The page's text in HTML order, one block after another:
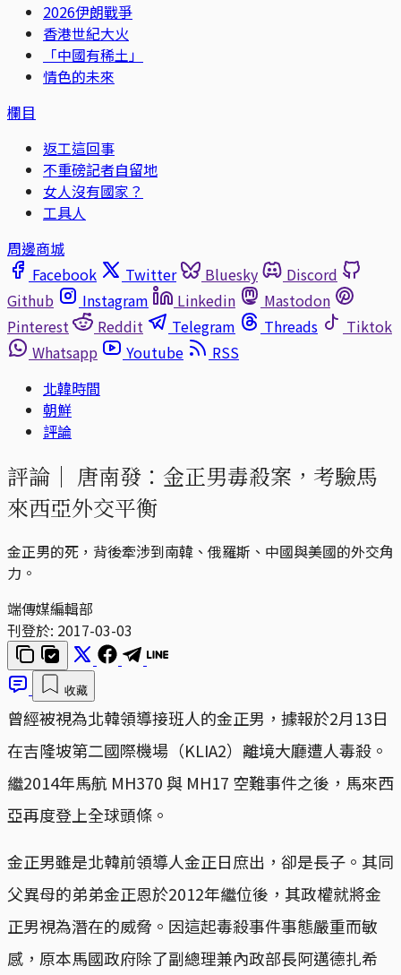
2026伊朗戰爭
香港世紀大火
「中國有稀土」
情色的未來
欄目
返工這回事
不重磅記者自留地
女人沒有國家？
工具人
周邊商城
Facebook
Twitter Bluesky
Discord
Github
Instagram Linkedin
Mastodon
Pinterest
Reddit Telegram Threads
Tiktok
Whatsapp
Youtube
RSS
北韓時間
朝鮮
評論
評論｜ 唐南發：金正男毒殺案，考驗馬
來西亞外交平衡
金正男的死，背後牽涉到南韓、俄羅斯、中國與美國的外交角
力。
端傳媒編輯部
刊登於: 2017-03-03
收藏
曾經被視為北韓領導接班人的金正男，據報於2月13日
在吉隆坡第二國際機場（KLIA2）離境大廳遭人毒殺。
繼2014年馬航 MH370 與 MH17 空難事件之後，馬來西
亞再度登上全球頭條。
金正男雖是北韓前領導人金正日庶出，卻是長子。其同
父異母的弟弟金正恩於2012年繼位後，其政權就將金
正男視為潛在的威脅。因這起毒殺事件事態嚴重而敏
感，原本馬國政府除了副總理兼內政部長阿邁德扎希